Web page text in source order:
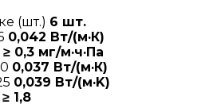
(шт.) 6 шт.
0,042 Вт/(м·К)
≥ 0,3 мг/м·ч·Па
0,037 Вт/(м·К)
0,039 Вт/(м·K)
≥ 1,8